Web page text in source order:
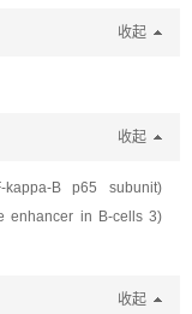
收起
收起
B p65 subunit)
enhancer in B-cells 3)
收起